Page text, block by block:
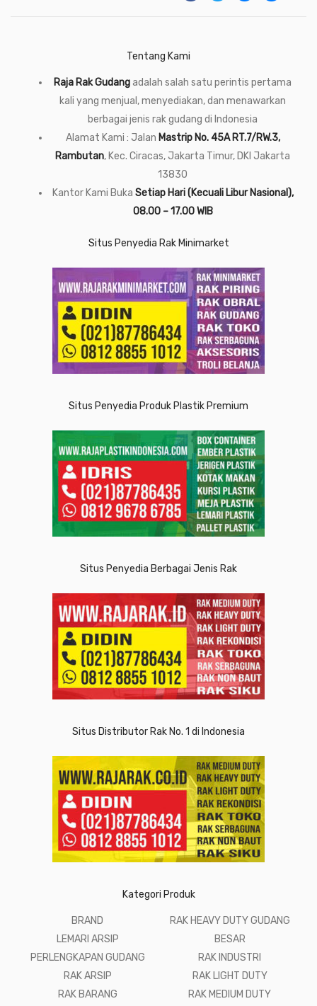
Tentang Kami
Raja Rak Gudangadalah salah satu perintis pertama
kali yang menjual, menyediakan, dan menawarkan
berbagai jenis rak gudang di Indonesia
Alamat Kami : Jalan Mastrip No. 45A RT.7/RW.3,
Rambutan, Kec. Ciracas, Jakarta Timur, DKI Jakarta
13830
Kantor Kami Buka Setiap Hari (Kecuali Libur Nasional),
08.00 – 17.00 WIB
Situs Penyedia Rak Minimarket
Situs Penyedia Produk Plastik Premium
Situs Penyedia Berbagai Jenis Rak
Situs Distributor Rak No. 1 di Indonesia
Kategori Produk
BRAND
LEMARI ARSIP
PERLENGKAPAN GUDANG
RAK ARSIP
RAK BARANG
RAK HEAVY DUTY GUDANG
BESAR
RAK INDUSTRI
RAK LIGHT DUTY
RAK MEDIUM DUTY